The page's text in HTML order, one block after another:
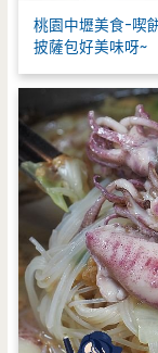
桃園中壢美食-喫
披薩包好美味呀~